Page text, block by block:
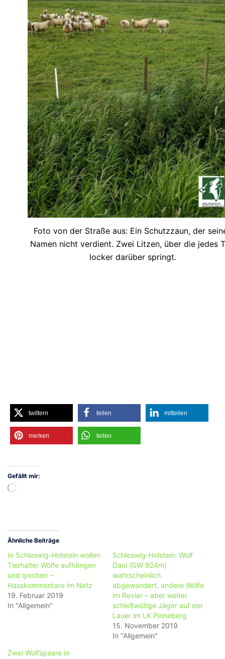
Foto von der Straße aus: Ein Schutzzaun, der
Namen nicht verdient. Zwei Litzen, über die jedes
locker darüber springt.
twittern teilen mitteilen
merken teilen
Gefällt mir:
Wird
Ähnliche Beiträge
In Schleswig-Holstein wollen
Tierhalter Wölfe aufhängen
und lynchen –
Hasskommentare im Netz
19. Februar 2019
In "Allgemein"
Schleswig-Holstein: Wolf
Dani (GW 924m)
wahrscheinlich
abgewandert, andere Wölfe
im Revier – aber weiter
schießwütige Jäger auf der
Lauer im LK Pinneberg
15. November 2019
In "Allgemein"
Zwei Wolfspaare in